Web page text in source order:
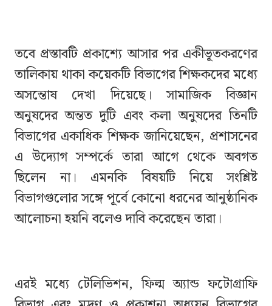
তবে প্রস্তাবটি প্রকাশ্যে আসার পর একীভূতকরণের
তালিকায় থাকা কয়েকটি বিভাগের শিক্ষকদের মধ্যে
অসন্তোষ দেখা দিয়েছে। সামাজিক বিজ্ঞান
অনুষদের অন্তত দুটি এবং কলা অনুষদের তিনটি
বিভাগের একাধিক শিক্ষক জানিয়েছেন, প্রশাসনের
এ উদ্যোগ সম্পর্কে তারা আগে থেকে অবগত
ছিলেন না। এমনকি বিষয়টি নিয়ে সংশ্লিষ্ট
বিভাগগুলোর সঙ্গে পূর্বে কোনো ধরনের আনুষ্ঠানিক
আলোচনা হয়নি বলেও দাবি করেছেন তারা।
এরই মধ্যে টেলিভিশন, ফিল্ম অ্যান্ড ফটোগ্রাফি